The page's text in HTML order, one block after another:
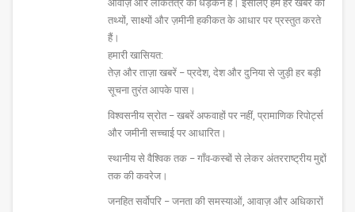
आवाज़ और लोकतंत्र की धड़कन हैं। इसलिए हम हर खबर को
तथ्यों, साक्ष्यों और ज़मीनी हकीकत के आधार पर प्रस्तुत करते
हैं।
हमारी खासियत:
तेज़ और ताज़ा खबरें – प्रदेश, देश और दुनिया से जुड़ी हर बड़ी
सूचना तुरंत आपके पास।
विश्वसनीय स्रोत – खबरें अफवाहों पर नहीं, प्रामाणिक रिपोर्ट्स
और जमीनी सच्चाई पर आधारित।
स्थानीय से वैश्विक तक – गाँव-कस्बों से लेकर अंतरराष्ट्रीय मुद्दों
तक की कवरेज।
जनहित सर्वोपरि – जनता की समस्याओं, आवाज़ और अधिकारों